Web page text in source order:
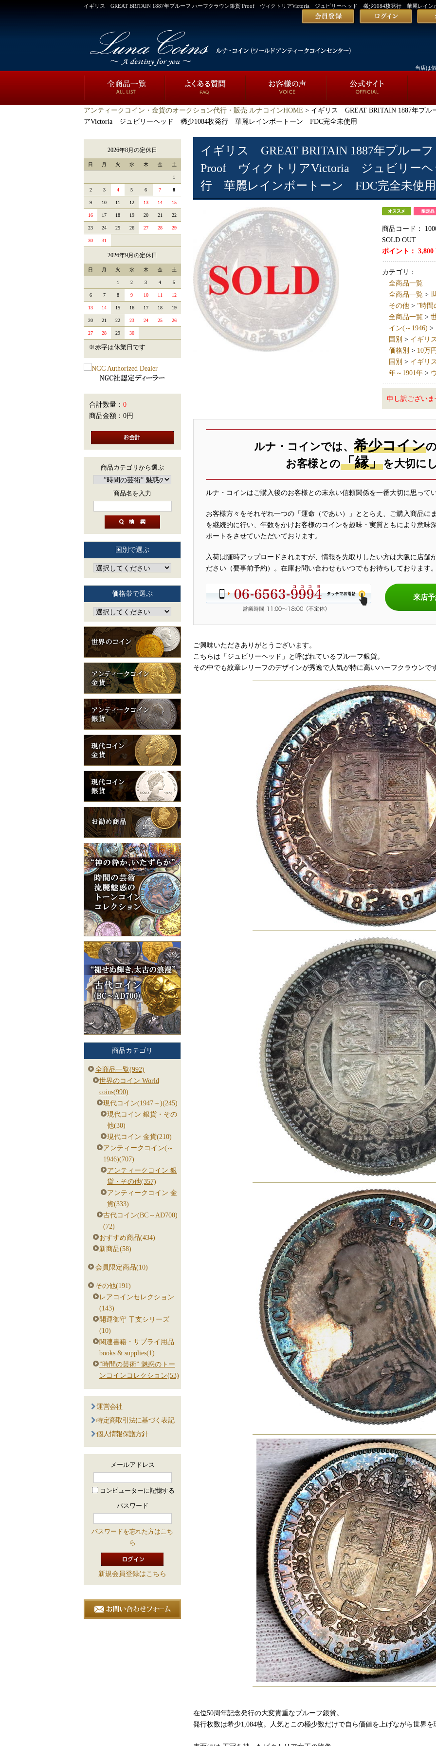
イギリス GREAT BRITAIN 1887年プルーフ ハーフクラウン銀貨 Proof ヴィクトリアVictoria ジュビリーヘッド 稀少1084枚発行 華麗レイン
当店は
アンティークコイン・金貨のオークション代行・販売 ルナコインHOME > イギリス GREAT BRITAIN 1887年プ
アVictoria ジュビリーヘッド 稀少1084枚発行 華麗レインボートーン FDC完全未使用
イギリス GREAT BRITAIN 1887年プルー
Proof ヴィクトリアVictoria ジュビリー
行 華麗レインボートーン FDC完全未使用
商品コード：
SOLD OUT
ポイント： 3,800
カテゴリ：
全商品一覧
全商品一覧>
その他> ”時間
全商品一覧>
イン(～1946) >
国別 > イギリ
価格別 > 10万
国別 > イギリ
年～1901年>
申し訳ござい
ルナ・コインでは、 希少コイン
お客様との「縁」を大切に
ルナ・コインはご購入後のお客様との末永い信頼関係を一番大切に思って
お客様方々をそれぞれ一つの「運命（であい）」ととらえ、ご購入商品に
を継続的に行い、年数をかけお客様のコインを趣味・実質ともにより意味
ポートをさせていただいております。
入荷は随時アップロードされますが、情報を先取りしたい方は大阪に店舗
ださい（要事前予約）。在庫お問い合わせもいつでもお待ちしております
来店
ご興味いただきありがとうございます。
こちらは「ジュビリーヘッド」と呼ばれているプルーフ銀貨。
その中でも紋章レリーフのデザインが秀逸で人気が特に高いハーフクラウンで
在位50周年記念発行の大変貴重なプルーフ銀貨。
発行枚数は希少1,084枚。人気とこの極少数だけで自ら価値を上げながら世界
2026年8月の定休日
日 月 火 水 木 金 土
1
2 3 4 5 6 7 8
9 10 11 12 13 14 15
16 17 18 19 20 21 22
23 24 25 26 27 28 29
30 31
2026年9月の定休日
日 月 火 水 木 金 土
1 2 3 4 5
6 7 8 9 10 11 12
13 14 15 16 17 18 19
20 21 22 23 24 25 26
27 28 29 30
※赤字は休業日です
合計数量： 0
商品金額： 0円
商品カテゴリから選ぶ
商品名を入力
国別で選ぶ
価格帯で選ぶ
商品カテゴリ
全商品一覧(992)
世界のコイン World
coins(990)
現代コイン(1947～)(245)
現代コイン 銀貨・その
他(30)
現代コイン 金貨(210)
アンティークコイン(～
1946)(707)
アンティークコイン 銀
貨・その他(357)
アンティークコイン 金
貨(333)
古代コイン(BC～AD700)
(72)
おすすめ商品(434)
新商品(58)
会員限定商品(10)
その他(191)
レアコインセレクション
(143)
開運御守 干支シリーズ
(10)
関連書籍・サプライ用品
books & supplies(1)
”時間の芸術” 魅惑のトー
ンコインコレクション(53)
運営会社
特定商取引法に基づく表記
個人情報保護方針
メールアドレス
コンピューターに記憶する
パスワード
パスワードを忘れた方はこち
ら
新規会員登録はこちら